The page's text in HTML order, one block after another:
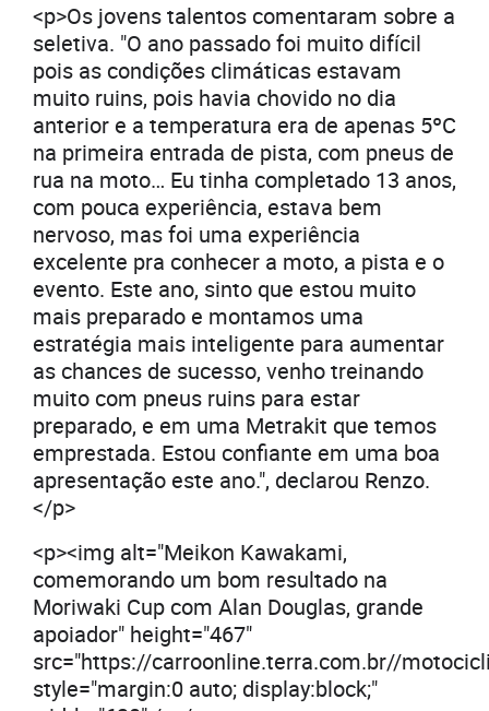
<p>Os jovens talentos comentaram sobre a
seletiva. "O ano passado foi muito difícil
pois as condições climáticas estavam
muito ruins, pois havia chovido no dia
anterior e a temperatura era de apenas 5ºC
na primeira entrada de pista, com pneus de
rua na moto… Eu tinha completado 13 anos,
com pouca experiência, estava bem
nervoso, mas foi uma experiência
excelente pra conhecer a moto, a pista e o
evento. Este ano, sinto que estou muito
mais preparado e montamos uma
estratégia mais inteligente para aumentar
as chances de sucesso, venho treinando
muito com pneus ruins para estar
preparado, e em uma Metrakit que temos
emprestada. Estou confiante em uma boa
apresentação este ano.", declarou Renzo.
</p>
<p><img alt="Meikon Kawakami,
comemorando um bom resultado na
Moriwaki Cup com Alan Douglas, grande
apoiador" height="467"
src="https://carroonline.terra.com.br//
style="margin:0 auto; display:block;"